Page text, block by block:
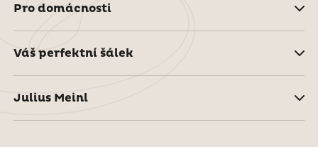
Pro domácnosti
Váš perfektní šálek
Julius Meinl